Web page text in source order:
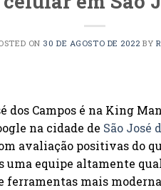
ON 30 DE AGOSTO DE 2022 BY
dos Campos é na King
na cidade de São José
avaliação positivas do
uma equipe altamente
mais